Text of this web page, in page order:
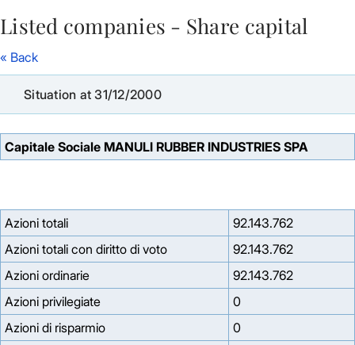
Skip to Main Content
Listed companies - Share capital
« Back
Situation at 31/12/2000
Capitale Sociale MANULI RUBBER INDUSTRIES SPA
Azioni totali
92.143.762
Azioni totali con diritto di voto
92.143.762
Azioni ordinarie
92.143.762
Azioni privilegiate
0
Azioni di risparmio
0